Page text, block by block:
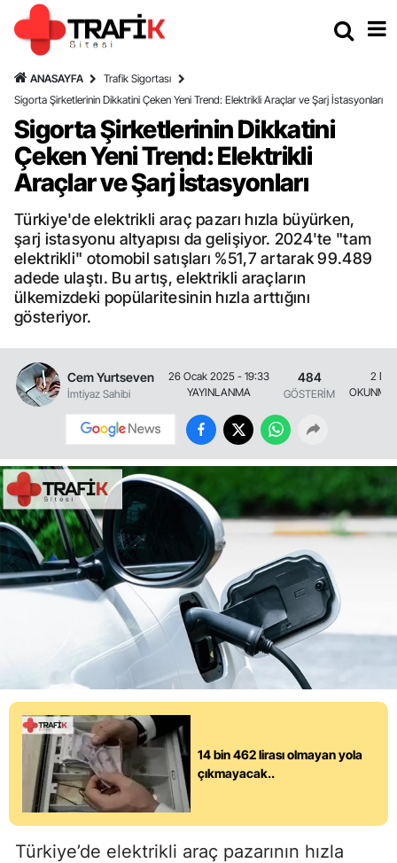
ANASAYFA
Trafik Sigortası
Sigorta Şirketlerinin Dikkatini Çeken Yeni Trend: Elektrikli Araçlar ve Şarj İstasyonları
Sigorta Şirketlerinin Dikkatini
Çeken Yeni Trend: Elektrikli
Araçlar ve Şarj İstasyonları
Türkiye'de elektrikli araç pazarı hızla büyürken,
şarj istasyonu altyapısı da gelişiyor. 2024'te "tam
elektrikli" otomobil satışları %51,7 artarak 99.489
adede ulaştı. Bu artış, elektrikli araçların
ülkemizdeki popülaritesinin hızla arttığını
gösteriyor.
Cem Yurtseven
İmtiyaz Sahibi
26 Ocak 2025 - 19:33
YAYINLANMA
484
GÖSTERİM
2
OKUNMA
14 bin 462 lirası olmayan yola
çıkmayacak..
Türkiye’de elektrikli araç pazarının hızla